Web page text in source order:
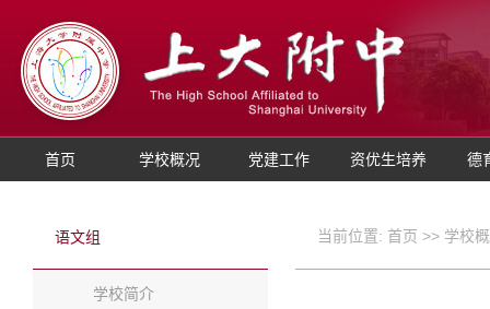
首页 学校概况 党建工作 资优生培养 德
语文组
学校简介
当前位置: 首页 >> 学校